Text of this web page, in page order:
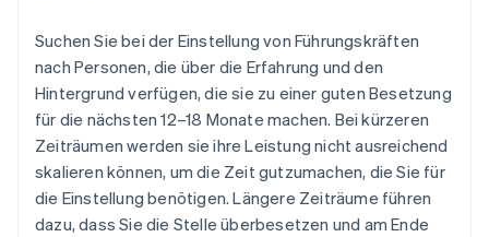
Suchen Sie bei der Einstellung von Führungskräften
nach Personen, die über die Erfahrung und den
Hintergrund verfügen, die sie zu einer guten Besetzung
für die nächsten 12–18 Monate machen. Bei kürzeren
Zeiträumen werden sie ihre Leistung nicht ausreichend
skalieren können, um die Zeit gutzumachen, die Sie für
die Einstellung benötigen. Längere Zeiträume führen
dazu, dass Sie die Stelle überbesetzen und am Ende